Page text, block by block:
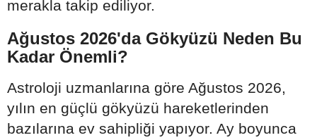
merakla takip ediliyor.
Ağustos 2026'da Gökyüzü Neden Bu
Kadar Önemli?
Astroloji uzmanlarına göre Ağustos 2026,
yılın en güçlü gökyüzü hareketlerinden
bazılarına ev sahipliği yapıyor. Ay boyunca